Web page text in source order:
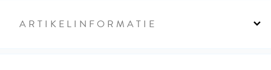
ARTIKELINFORMATIE